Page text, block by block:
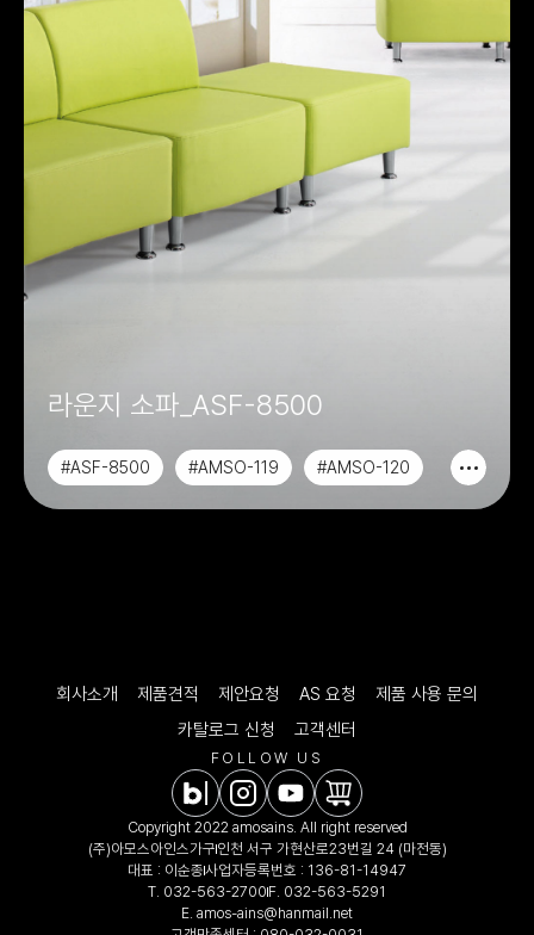
라운지 소파_ASF-8500
#ASF-8500 #AMSO-119
#AMSO-120
회사소개 제품견적 제안요청 AS 요청
제품 사용 문의
카탈로그 신청
고객센터
FOLLOW US
Copyright 2022 amosains. All right reserved
(주)아모스아인스가구인천 서구 가현산로23번길 24 (마전동)
대표 : 이순종사업자등록번호 : 136-81-14947
T. 032-563-2700 F. 032-563-5291
E. amos-ains@hanmail.net